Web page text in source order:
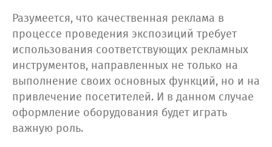
Разумеется, что качественная реклама в
процессе проведения экспозиций требует
использования соответствующих рекламных
инструментов, направленных не только на
выполнение своих основных функций, но и на
привлечение посетителей. И в данном случае
оформление оборудования будет играть
важную роль.